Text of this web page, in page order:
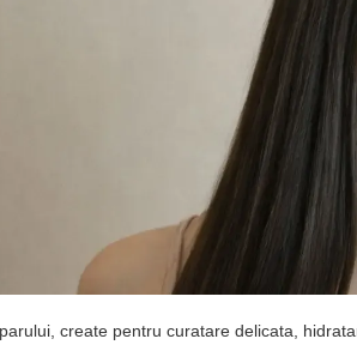
create pentru curatare delicata,